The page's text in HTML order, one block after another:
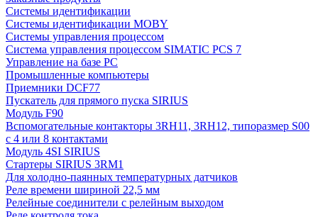
Системы идентификации
Системы идентификации MOBY
Системы управления процессом
Система управления процессом SIMATIC PCS 7
Управление на базе РС
Промышленные компьютеры
Приемники DCF77
Пускатель для прямого пуска SIRIUS
Модуль F90
Вспомогательные контакторы 3RH11, 3RH12, типоразмер S00
с 4 или 8 контактами
Модуль 4SI SIRIUS
Стартеры SIRIUS 3RM1
Для холодно-паянных температурных датчиков
Реле времени шириной 22,5 мм
Релейные соединители с релейным выходом